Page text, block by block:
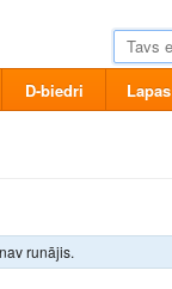
D-biedri Lapas
runājis.